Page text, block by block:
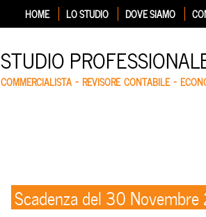
HOME LO STUDIO DOVE SIAMO
STUDIO
COMMERCIALISTA – REVISORE CONTABILE –
Scadenza del 30